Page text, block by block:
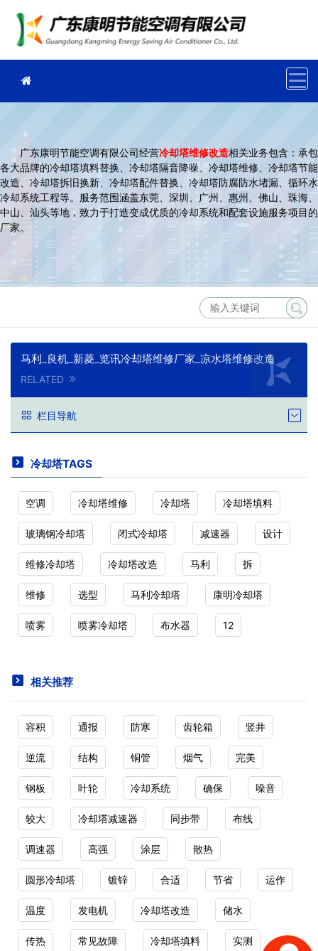
广东康明节能空调有限公司经营冷却塔维修改造相关业务包含：承包
各大品牌的冷却塔填料替换、冷却塔隔音降噪、冷却塔维修、冷却塔节能
改造、冷却塔拆旧换新、冷却塔配件替换、冷却塔防腐防水堵漏、循环水
冷却系统工程等。服务范围涵盖东莞、深圳、广州、惠州、佛山、珠海、
中山、汕头等地，致力于打造变成优质的冷却系统和配套设施服务项目的
厂家。
马利_良机_新菱_览讯冷却塔维修厂家_凉水塔维修改造
RELATED
栏目导航
冷却塔TAGS
空调 冷却塔维修 冷却塔 冷却塔填料
玻璃钢冷却塔 闭式冷却塔 减速器 设计
维修冷却塔 冷却塔改造 马利 拆
维修 选型 马利冷却塔 康明冷却塔
喷雾 喷雾冷却塔 布水器 12
相关推荐
容积 通报 防寒 齿轮箱 竖井
逆流 结构 铜管 烟气 完美
钢板 叶轮 冷却系统 确保 噪音
较大 冷却塔减速器 同步带 布线
调速器 高强 涂层 散热
圆形冷却塔 镀锌 合适 节省 运作
温度 发电机 冷却塔改造 储水
传热 常见故障 冷却塔填料 实测